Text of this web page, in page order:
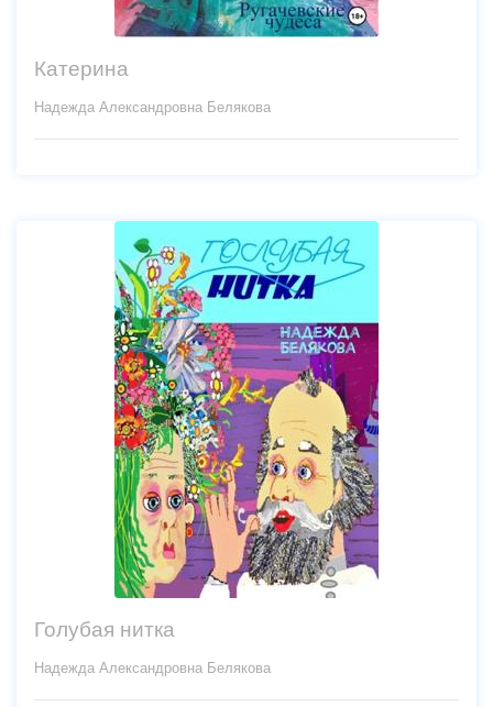
Катерина
Надежда Александровна Белякова
Голубая нитка
Надежда Александровна Белякова